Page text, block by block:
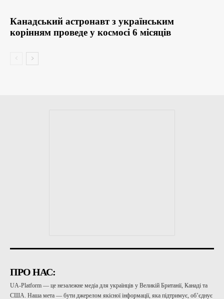
Канадський астронавт з українським
корінням проведе у космосі 6 місяців
ПРО НАС:
UA-Platform — це незалежне медіа для українців у Великій Британії, Канаді та
США. Наша мета — бути джерелом якісної інформації, яка підтримує, об’єднує